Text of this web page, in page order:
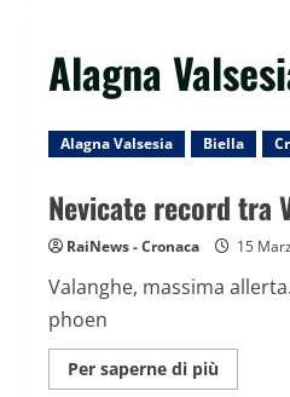
Alagna
Alagna Valsesia Biella
Nevicate record tra
RaiNews - Cronaca 15
Valanghe, massima
phoen
Per saperne di più